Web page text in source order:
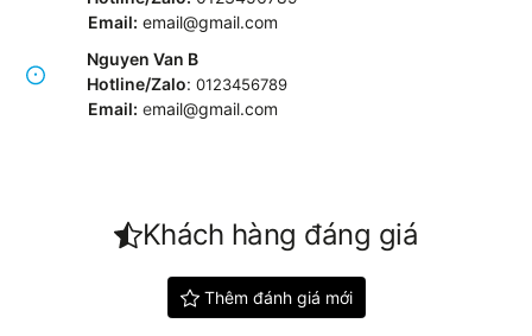
Email: email@gmail.com
Nguyen Van B
Hotline/Zalo: 0123456789
Email: email@gmail.com
Khách hàng đáng giá
Thêm đánh giá mới